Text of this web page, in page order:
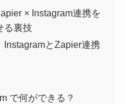
× Instagram連携を
る裏技
InstagramとZapier連携
で何ができる？